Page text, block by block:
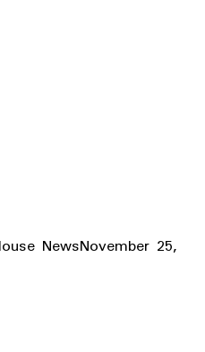
NewsNovember 25,